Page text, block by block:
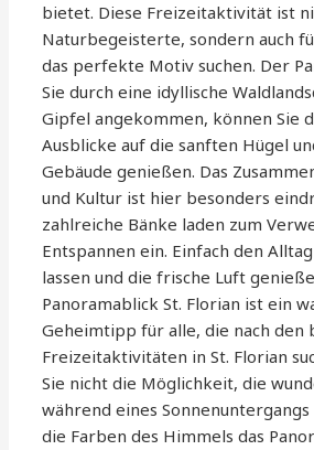
bietet. Diese Freizeitaktivität ist
Naturbegeisterte, sondern auch
das perfekte Motiv suchen. Der
Sie durch eine idyllische
Gipfel angekommen, können Sie
Ausblicke auf die sanften Hügel
Gebäude genießen. Das
und Kultur ist hier besonders
zahlreiche Bänke laden zum
Entspannen ein. Einfach den
lassen und die frische Luft
Panoramablick St. Florian ist ein
Geheimtipp für alle, die nach den
Freizeitaktivitäten in St. Florian
Sie nicht die Möglichkeit, die
während eines
die Farben des Himmels das